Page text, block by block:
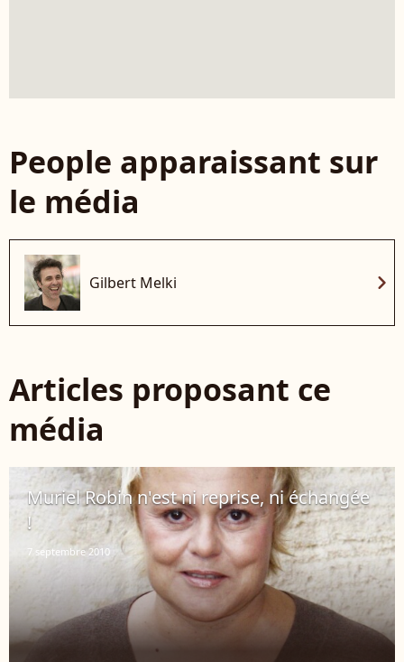
People apparaissant sur
le média
Gilbert Melki chevron_right
Articles proposant ce
média
Muriel Robin n'est ni reprise, ni échangée
!
7 septembre 2010